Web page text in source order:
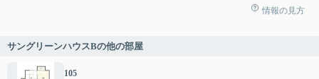
情報の見方
サングリーンハウスBの他の部屋
105